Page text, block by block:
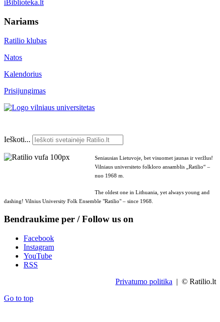
iBiblioteka.lt
Nariams
Ratilio klubas
Natos
Kalendorius
Prisijungimas
Ieškoti...
Seniausias Lietuvoje, bet visuomet jaunas ir veržlus!
Vilniaus universiteto folkloro ansamblis „Ratilio“ –
nuo 1968 m.
The oldest one in Lithuania, yet always young and
dashing! Vilnius University Folk Ensemble "Ratilio" – since 1968.
Bendraukime per / Follow us on
Facebook
Instagram
YouTube
RSS
Privatumo politika | © Ratilio.lt
Go to top